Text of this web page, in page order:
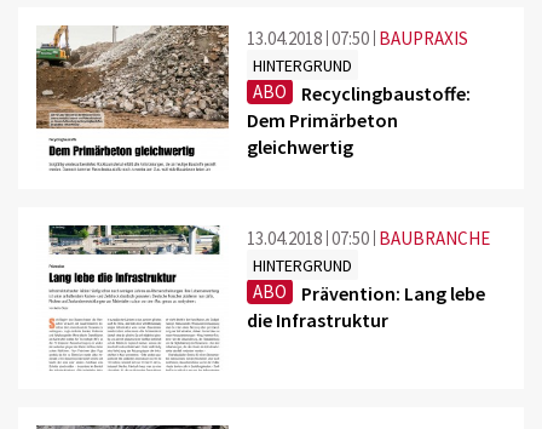
13.04.2018 07:50 BAUPRAXIS
HINTERGRUND
ABO
Recyclingbaustoffe:
Dem Primärbeton
gleichwertig
13.04.2018 07:50 BAUBRANCHE
HINTERGRUND
ABO
Prävention: Lang lebe
die Infrastruktur